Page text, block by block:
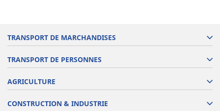
TRANSPORT DE MARCHANDISES
TRANSPORT DE PERSONNES
AGRICULTURE
CONSTRUCTION & INDUSTRIE